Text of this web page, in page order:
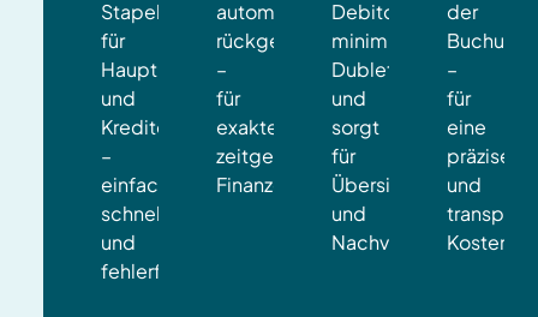
Stapelbuchungen
für
Haupt-
und
Kreditorenbuchungen
–
einfach,
schnell
und
fehlerfrei.
automatisch
rückgebucht
–
für
exakte,
zeitgerechte
Finanzdaten.
Debitoren
minimiert
Dubletten
und
sorgt
für
Übersicht
und
Nachvollziehbarkeit.
der
Buchung
–
für
eine
präzise
und